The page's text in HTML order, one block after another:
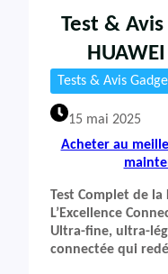
Test &
Tests & Avis
15 mai 2025
Acheter au
Test Complet de la
L’Excellence
Ultra-fine, ultra-
connectée qui